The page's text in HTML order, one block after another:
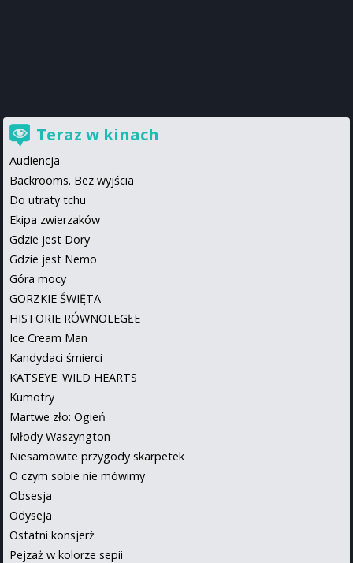
Teraz w kinach
Audiencja
Backrooms. Bez wyjścia
Do utraty tchu
Ekipa zwierzaków
Gdzie jest Dory
Gdzie jest Nemo
Góra mocy
GORZKIE ŚWIĘTA
HISTORIE RÓWNOLEGŁE
Ice Cream Man
Kandydaci śmierci
KATSEYE: WILD HEARTS
Kumotry
Martwe zło: Ogień
Młody Waszyngton
Niesamowite przygody skarpetek
O czym sobie nie mówimy
Obsesja
Odyseja
Ostatni konsjerż
Pejzaż w kolorze sepii